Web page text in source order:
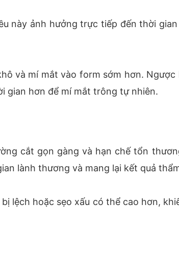
này ảnh hưởng trực tiếp đến thời
và mí mắt vào form sớm hơn. Ngược
gian hơn để mí mắt trông tự nhiên.
cắt gọn gàng và hạn chế tổn
lành thương và mang lại kết quả
lệch hoặc sẹo xấu có thể cao hơn,